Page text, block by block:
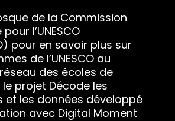
de la Commission
l’UNESCO
pour en savoir plus sur
de l’UNESCO au
des écoles de
le projet Décode les
et les données développé
avec Digital Moment